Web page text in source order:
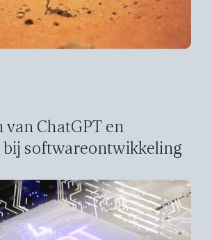
van ChatGPT en
bij softwareontwikkeling